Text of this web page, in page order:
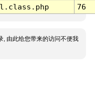
76
, 由此给您带来的访问不便我